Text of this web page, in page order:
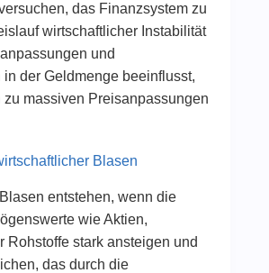
das Finanzsystem zu
wirtschaftlicher Instabilität
und
der Geldmenge beeinflusst,
massiven Preisanpassungen
Blasen
entstehen, wenn die
wie Aktien,
Rohstoffe stark ansteigen und
das durch die